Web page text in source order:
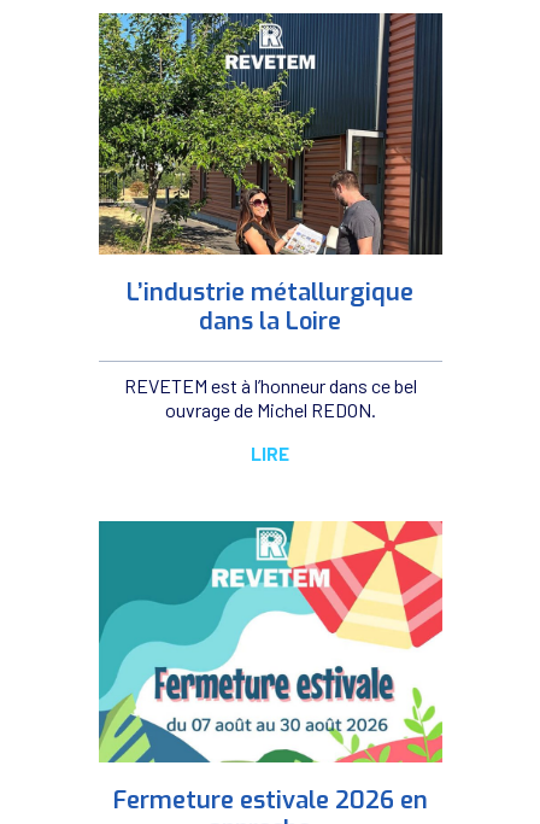
L’industrie métallurgique
dans la Loire
REVETEM est à l’honneur dans ce bel
ouvrage de Michel REDON.
LIRE
Fermeture estivale 2026 en